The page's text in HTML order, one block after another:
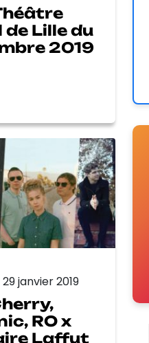
Lille du
2019
janvier 2019
RO x
Laffut